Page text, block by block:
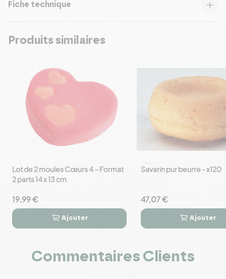
Fiche technique
Produits similaires
favorite_border
Lot de 2 moules Cœurs 4 – Format
2 parts 14 x 13 cm
19,99 €
 
Ajouter
favorite_border
Savarin pur beurre - x120
47,07 €
 
Ajouter
Commentaires Clients